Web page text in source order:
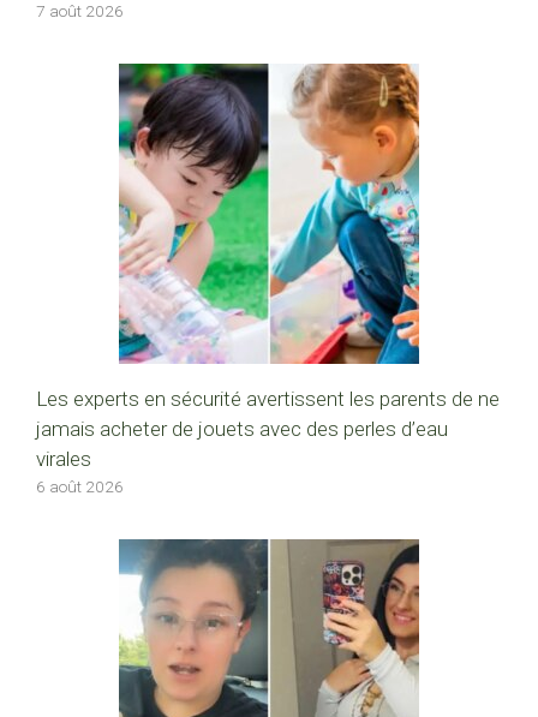
7 août 2026
Les experts en sécurité avertissent les parents de ne
jamais acheter de jouets avec des perles d’eau
virales
6 août 2026